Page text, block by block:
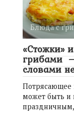
Блюда с
«Стожки»
грибами
словами
Потрясающее
может быть и
праздничным,